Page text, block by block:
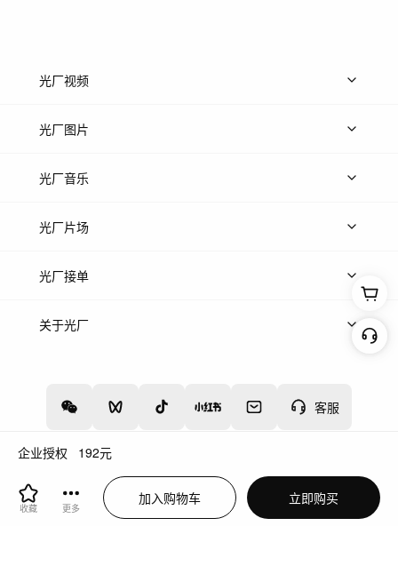
企业授权 192元
收藏 更多
加入购物车 立即购买
客服
光厂视频
上传视频
光厂图片
上传图片
光厂音乐
热门音乐
光厂片场
上传案例
光厂接单
上架服务
关于光厂
增值电信业务经营许可证：川B2-20160192 蜀ICP备12020238号-4
川公网安备51019002000262
违法和不良信息举报中心